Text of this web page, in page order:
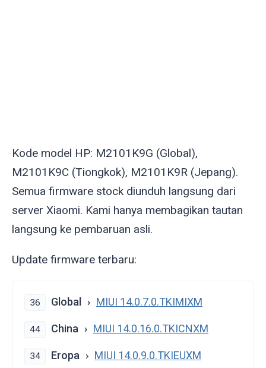
Kode model HP: M2101K9G (Global),
M2101K9C (Tiongkok), M2101K9R (Jepang).
Semua firmware stock diunduh langsung dari
server Xiaomi. Kami hanya membagikan tautan
langsung ke pembaruan asli.
Update firmware terbaru:
36 Global MIUI 14.0.7.0.TKIMIXM
44 China MIUI 14.0.16.0.TKICNXM
34 Eropa MIUI 14.0.9.0.TKIEUXM